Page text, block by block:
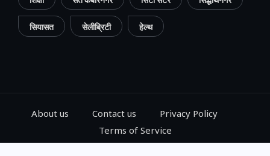
सियासत सेलीब्रिटी हेल्थ
About us Contact us
Privacy Policy
Terms of Service